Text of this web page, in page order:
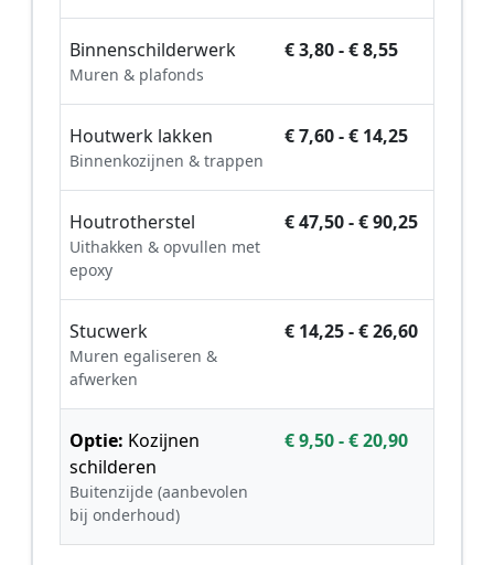
Binnenschilderwerk
Muren & plafonds
€ 3,80 - € 8,55
Houtwerk lakken
Binnenkozijnen & trappen
€ 7,60 - € 14,25
Houtrotherstel
Uithakken & opvullen met
epoxy
€ 47,50 - € 90,25
Stucwerk
Muren egaliseren &
afwerken
€ 14,25 - € 26,60
Optie: Kozijnen
schilderen
Buitenzijde (aanbevolen
bij onderhoud)
€ 9,50 - € 20,90